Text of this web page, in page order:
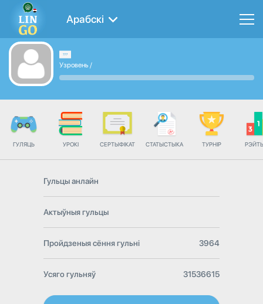
Арабскі
Узровень /
ГУЛЯЦЬ УРОКІ СЕРТЫФІКАТ СТАТЫСТЫКА ТУРНІР
Гульцы анлайн
Актыўныя гульцы
Пройдзеныя сёння гульні 3964
Усяго гульняў 31536615